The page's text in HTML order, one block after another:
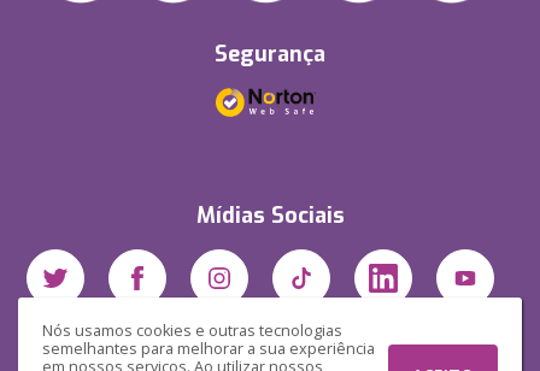
Nós usamos cookies e outras tecnologias
semelhantes para melhorar a sua experiência
em nossos serviços. Ao utilizar nossos
Segurança
Mídias Sociais